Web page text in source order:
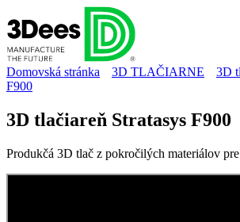
Domovská stránka 3D TLAČIARNE
3D
F900
3D tlačiareň Stratasys F900
Produkčá 3D tlač z pokročilých materiálov